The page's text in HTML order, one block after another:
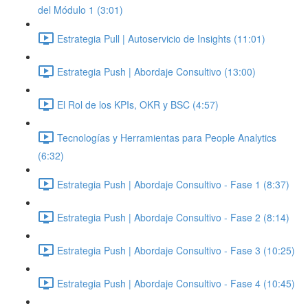
del Módulo 1 (3:01)
Estrategia Pull | Autoservicio de Insights (11:01)
Estrategia Push | Abordaje Consultivo (13:00)
El Rol de los KPIs, OKR y BSC (4:57)
Tecnologías y Herramientas para People Analytics
(6:32)
Estrategia Push | Abordaje Consultivo - Fase 1 (8:37)
Estrategia Push | Abordaje Consultivo - Fase 2 (8:14)
Estrategia Push | Abordaje Consultivo - Fase 3 (10:25)
Estrategia Push | Abordaje Consultivo - Fase 4 (10:45)